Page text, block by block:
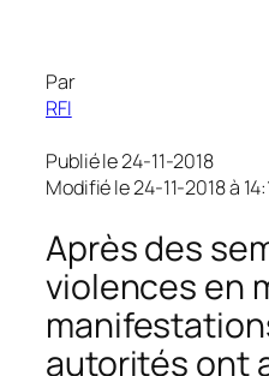
Par
RFI
Publié le 24-11-2018
Modifié le 24-11-2018 à
Après des
violences en
autorités ont